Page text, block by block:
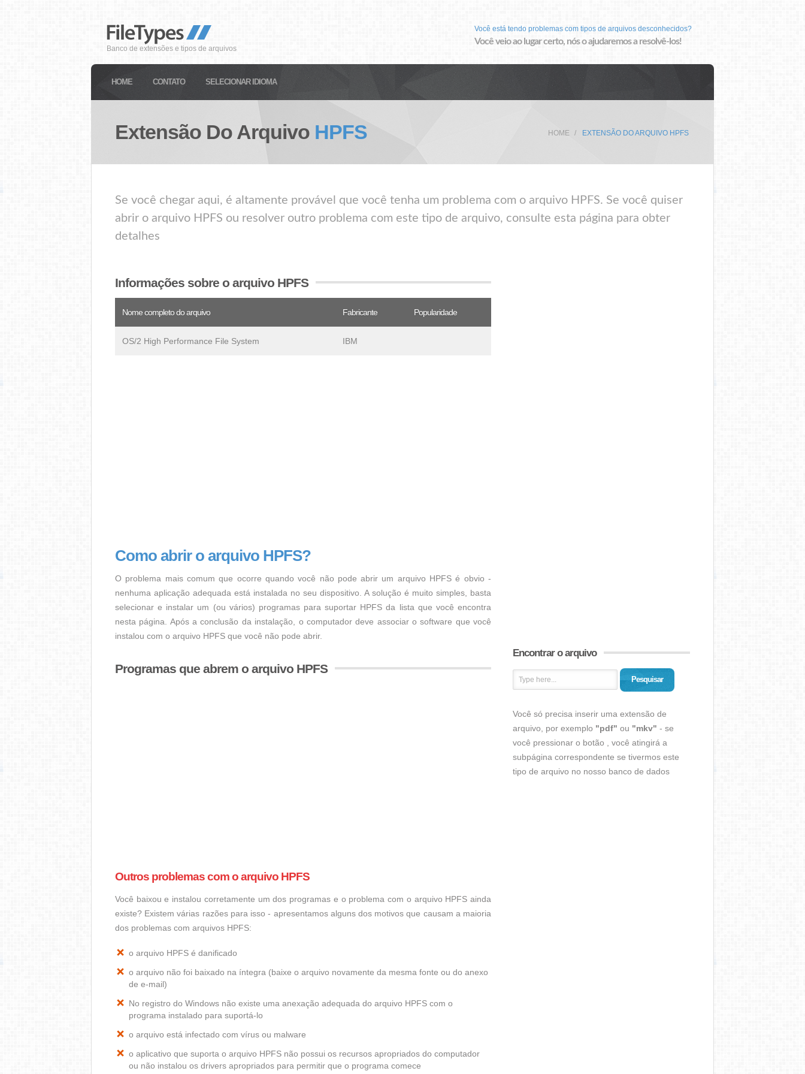
Banco de extensões e tipos de arquivos
Você está tendo problemas com tipos de arquivos desconhecidos?
Você veio ao lugar certo, nós o ajudaremos a resolvê-los!
HOME CONTATO SELECIONAR IDIOMA
Extensão Do Arquivo HPFS HOME EXTENSÃO DO ARQUIVO HPFS
Se você chegar aqui, é altamente provável que você tenha um problema com o arquivo HPFS. Se você quiser
abrir o arquivo HPFS ou resolver outro problema com este tipo de arquivo, consulte esta página para obter
detalhes
Informações sobre o arquivo HPFS
Nome completo do arquivo Fabricante Popularidade
OS/2 High Performance File System IBM
Como abrir o arquivo HPFS?
O problema mais comum que ocorre quando você não pode abrir um arquivo HPFS é obvio -
nenhuma aplicação adequada está instalada no seu dispositivo. A solução é muito simples, basta
selecionar e instalar um (ou vários) programas para suportar HPFS da lista que você encontra
nesta página. Após a conclusão da instalação, o computador deve associar o software que você
instalou com o arquivo HPFS que você não pode abrir.
Programas que abrem o arquivo HPFS
Outros problemas com o arquivo HPFS
Você baixou e instalou corretamente um dos programas e o problema com o arquivo HPFS ainda
existe? Existem várias razões para isso - apresentamos alguns dos motivos que causam a maioria
dos problemas com arquivos HPFS:
o arquivo HPFS é danificado
o arquivo não foi baixado na íntegra (baixe o arquivo novamente da mesma fonte ou do anexo
de e-mail)
No registro do Windows não existe uma anexação adequada do arquivo HPFS com o
programa instalado para suportá-lo
o arquivo está infectado com vírus ou malware
o aplicativo que suporta o arquivo HPFS não possui os recursos apropriados do computador
ou não instalou os drivers apropriados para permitir que o programa comece
Encontrar o arquivo
Pesquisar
Você só precisa inserir uma extensão de
arquivo, por exemplo "pdf" ou "mkv" - se
você pressionar o botão , você atingirá a
subpágina correspondente se tivermos este
tipo de arquivo no nosso banco de dados